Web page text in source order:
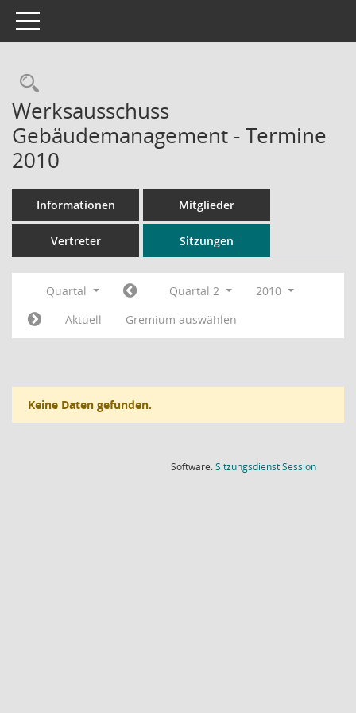
Toggle navigation
Rechercheauswahl
Werksausschuss
Gebäudemanagement - Termine
2010
Informationen Mitglieder
Vertreter Sitzungen
Quartal Quartal 2
2010
Aktuell
Gremium auswählen
Keine Daten gefunden.
Software:SitzungsdienstSession(Wird in